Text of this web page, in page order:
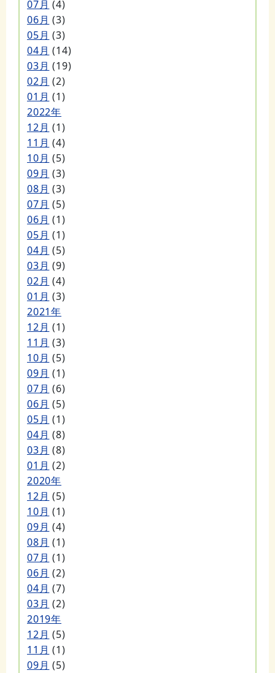
07月 (4)
06月 (3)
05月 (3)
04月 (14)
03月 (19)
02月 (2)
01月 (1)
2022年
12月 (1)
11月 (4)
10月 (5)
09月 (3)
08月 (3)
07月 (5)
06月 (1)
05月 (1)
04月 (5)
03月 (9)
02月 (4)
01月 (3)
2021年
12月 (1)
11月 (3)
10月 (5)
09月 (1)
07月 (6)
06月 (5)
05月 (1)
04月 (8)
03月 (8)
01月 (2)
2020年
12月 (5)
10月 (1)
09月 (4)
08月 (1)
07月 (1)
06月 (2)
04月 (7)
03月 (2)
2019年
12月 (5)
11月 (1)
09月 (5)